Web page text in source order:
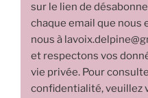
sur le lien de
chaque email que nous
nous à
et respectons vos
vie privée. Pour
confidentialité, veuillez